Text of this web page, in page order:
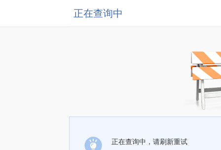
正在查询中
正在查询中，请刷新重试